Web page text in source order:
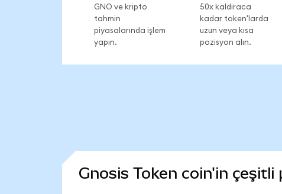
GNO ve kripto
tahmin
piyasalarında işlem
yapın.
50x kaldıraca
kadar token'larda
uzun veya kısa
pozisyon alın.
Gnosis Token coin'in